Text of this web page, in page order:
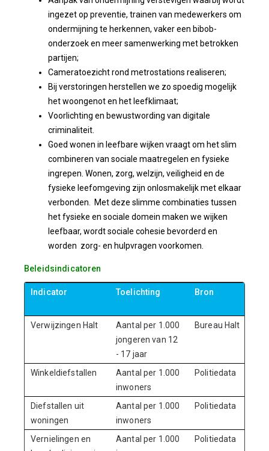
ingezet op preventie, trainen van medewerkers om
ondermijning te herkennen, vaker een bibob-
onderzoek en meer samenwerking met betrokken
partijen;
Cameratoezicht rond metrostations realiseren;
Bij verstoringen herstellen we zo spoedig mogelijk
het woongenot en het leefklimaat;
Voorlichting en bewustwording van digitale
criminaliteit.
Goed wonen in leefbare wijken vraagt om het slim
combineren van sociale maatregelen en fysieke
ingrepen. Wonen, zorg, welzijn, veiligheid en de
fysieke leefomgeving zijn onlosmakelijk met elkaar
verbonden. Met deze slimme combinaties tussen
het fysieke en sociale domein maken we wijken
leefbaar, wordt sociale cohesie bevorderd en
worden zorg- en hulpvragen voorkomen.
Beleidsindicatoren
Indicator Toelichting Bron
Verwijzingen Halt
Aantal per 1.000
jongeren van 12
- 17 jaar
Bureau Halt
Winkeldiefstallen
Aantal per 1.000
inwoners
Politiedata
Diefstallen uit
woningen
Aantal per 1.000
inwoners
Politiedata
Vernielingen en
Aantal per 1.000
Politiedata